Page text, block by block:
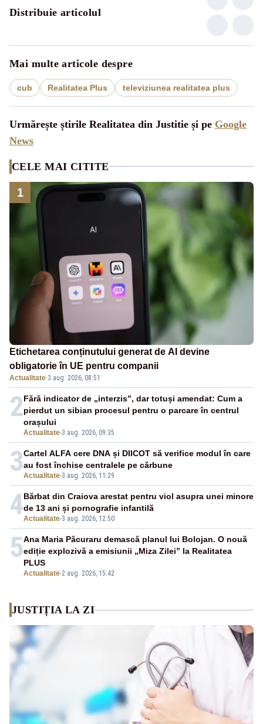
Distribuie articolul
Mai multe articole despre
cub Realitatea Plus televiziunea realitatea plus
Urmărește știrile Realitatea din Justitie și pe Google
News
CELE MAI CITITE
1
Etichetarea conținutului generat de AI devine
obligatorie în UE pentru companii
Actualitate·3 aug. 2026, 08:51
2
Actualitate-3 aug. 2026, 09:35
Fără indicator de „interzis”, dar totuși amendat: Cum a
pierdut un sibian procesul pentru o parcare în centrul
orașului
3Actualitate-3 aug. 2026, 11:29
Cartel ALFA cere DNA și DIICOT să verifice modul în care
au fost închise centralele pe cărbune
4Actualitate-3 aug. 2026, 12:50
Bărbat din Craiova arestat pentru viol asupra unei minore
de 13 ani și pornografie infantilă
5
Actualitate-2 aug. 2026, 15:42
Ana Maria Păcuraru demască planul lui Bolojan. O nouă
ediție explozivă a emisiunii „Miza Zilei” la Realitatea
PLUS
JUSTIȚIA LA ZI